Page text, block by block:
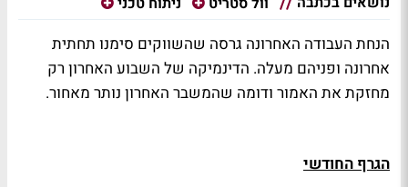
הנחת העבודה האחרונה גרסה שהשווקים סימנו תחתית
אחרונה ופניהם מעלה. הדינמיקה של השבוע האחרון רק
מחזקת את האמור ודומה שהמשבר האחרון נותר מאחור.
הגרף החודשי